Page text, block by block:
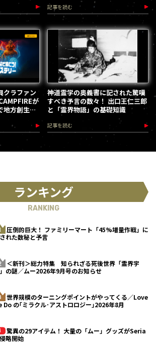
記事を読む
クラファン
が
地方創生を
神道霊学の奥義書に記された驚嘆
すべき予言の数々！ 出口王仁三郎
と「霊界物語」の基礎知識
記事を読む
ランキング
RANKING
圧倒的巨大！ ファミリーマート「45%増量作戦」に
れた数秘と予言
＜新刊＞総力特集 知られざる死後世界「霊界宇
の謎／ムー2026年9月号のお知らせ
世界規模のターニングポイントがやってくる／Love
Do の｢ミラクル･アストロロジー｣2026年8月
驚異の29アイテム！ 大量の「ムー」グッズがSeria
略開始